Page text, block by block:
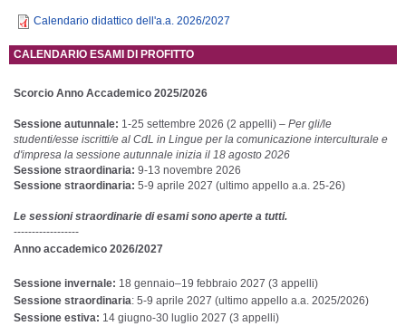
Calendario didattico dell'a.a. 2026/2027
CALENDARIO ESAMI DI PROFITTO
Scorcio Anno Accademico 2025/2026
Sessione autunnale: 1-25 settembre 2026 (2 appelli) – Per gli/le
studenti/esse iscritti/e al CdL in Lingue per la comunicazione interculturale e
d'impresa la sessione autunnale inizia il 18 agosto 2026
Sessione straordinaria: 9-13 novembre 2026
Sessione straordinaria: 5-9 aprile 2027 (ultimo appello a.a. 25-26)
Le sessioni straordinarie di esami sono aperte a tutti.
------------------
Anno accademico 2026/2027
Sessione invernale: 18 gennaio–19 febbraio 2027 (3 appelli)
Sessione straordinaria: 5-9 aprile 2027 (ultimo appello a.a. 2025/2026)
Sessione estiva: 14 giugno-30 luglio 2027 (3 appelli)